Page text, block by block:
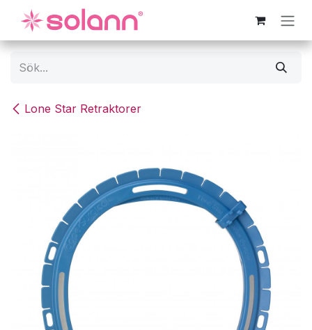
Hoppa till innehåll
Lone Star Retraktorer